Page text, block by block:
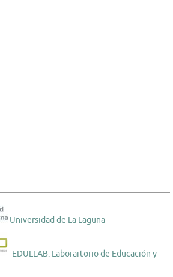
Universidad de La Laguna
EDULLAB. Laborartorio de Educación y